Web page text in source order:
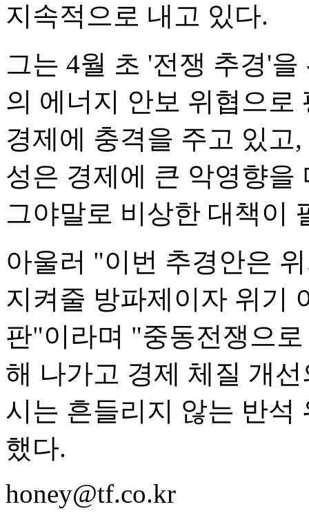
지속적으로 내고 있다.
그는 4월 초 '전쟁 추경'
의 에너지 안보 위협으로
경제에 충격을 주고 있고
성은 경제에 큰 악영향
그야말로 비상한 대책이
아울러 "이번 추경안은
지켜줄 방파제이자 위기
판"이라며 "중동전쟁으
해 나가고 경제 체질 개
시는 흔들리지 않는 반석
했다.
honey@tf.co.kr